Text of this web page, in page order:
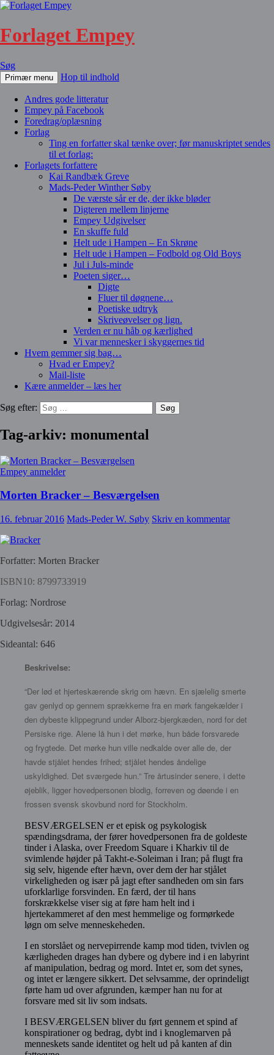
Forlaget Empey
Søg
Primær menu Hop til indhold
Andres gode litteratur
Empey på Facebook
Foredrag/oplæsning
Forlag
Ting en forfatter skal tænke over; før manuskriptet sendes
til et forlag:
Forlagets forfattere
Kai Randbæk Greve
Mads-Peder Winther Søby
De værste sår er de, der ikke bløder
Digteren mellem linjerne
Empey Udgivelser
En skuffe fuld
Helt ude i Hampen – En Skrøne
Helt ude i Hampen – Fodbold og Old Boys
Jul i Juls-minde
Poeten siger…
Digte
Fluer til døgnene…
Poetiske udtryk
Skriveøvelser og lign.
Verden er nu håb og kærlighed
Vi var mennesker i skyggernes tid
Hvem gemmer sig bag…
Hvad er Empey?
Mail-liste
Kære anmelder – læs her
Søg efter:
Tag-arkiv: monumental
Empey anmelder
Morten Bracker – Besværgelsen
16. februar 2016 Mads-Peder W. Søby Skriv en kommentar
Forfatter: Morten Bracker
ISBN10: 8799733919
Forlag: Nordrose
Udgivelsesår: 2014
Sideantal: 646
Beskrivelse:
“Der lød et hjerteskærende skrig om hævn. En sjælelig smerte
gav genlyd op gennem sprækkerne fra en mørk fangekælder i
den dybeste klippegrund under Alborz-bjergkæden, nord for det
Persiske rige. Alene lå hun i det mørke, hun både forsvarede
og frygtede. Det mørke hun ville nedkalde over alle de, der
havde stjålet hendes frihed; stjålet hendes åndelige
uskyldighed. Det sværgede hun.” Tre årtusinder senere, i dette
øjeblik, ligger hovedpersonen blodig, forreven og døende i en
frossen svensk skovbund nord for Stockholm.
BESVÆRGELSEN er et episk og psykologisk
spændingsdrama, der fører hovedpersonen fra de goldeste
tinder i Alaska, over Freedom Square i Kharkiv til de
svimlende højder på Takht-e-Soleiman i Iran; på flugt fra
sig selv, higende efter hævn, over dem der har stjålet
virkeligheden og især på jagt efter sandheden om sin fars
uforklarlige forsvinden. En færd, der til hans
forskrækkelse viser sig at føre ham helt ind i
hjertekammeret af den mest hemmelige og formørkede
løgn om selve menneskeheden.
I en storslået og nervepirrende kamp mod tiden, tvivlen og
kærligheden drages han dybere og dybere ind i en labyrint
af manipulation, bedrag og mord. Intet er, som det synes,
og intet er længere sikkert. Det selvsamme, der oprindeligt
førte ham ud over afgrunden, kæmper han nu for at
forsvare med sit liv som indsats.
I BESVÆRGELSEN bliver du ført gennem et spind af
konspirationer og bedrag, dybt ind i knoglemarven på
menneskets sande identitet og helt ud på kanten af din